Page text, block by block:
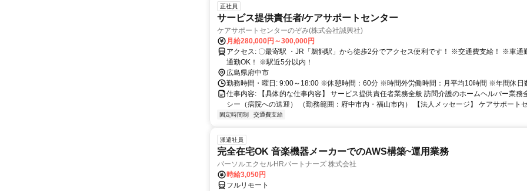
正社員
サービス提供責任者/ケアサポートセンター
ケアサポートセンターのぞみ(株式会社誠興社)
月給280,000円～300,000円
アクセス: 〇最寄駅 ・JR「鵜飼駅」から徒歩2分でアクセス便利です！ ※交通費支給！ ※車通勤OK！バイク
通勤OK！ ※駅近5分以内！
広島県府中市
勤務時間・曜日: 9:00～18:00 ※休憩時間：60分 ※時間外労働時間：月平均10時間 ※年間休日
仕事内容: 【具体的な仕事内容】 サービス提供責任者業務全般 訪問介護のホームヘルパー業務
シー（病院への送迎） （勤務範囲：府中市内・福山市内） 【法人メッセージ】 ケアサポート
固定時間制 交通費支給
派遣社員
完全在宅OK 音楽機器メーカーでのAWS構築~運用業務
パーソルエクセルHRパートナーズ 株式会社
時給3,050円
フルリモート